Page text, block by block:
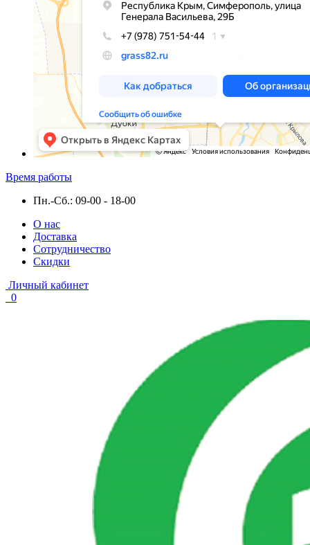
Время работы
Пн.-Сб.: 09-00 - 18-00
О нас
Доставка
Сотрудничество
Скидки
Личный кабинет
0